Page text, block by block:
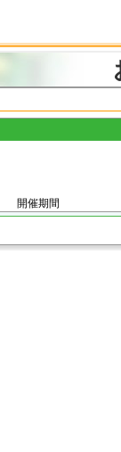
開催期間